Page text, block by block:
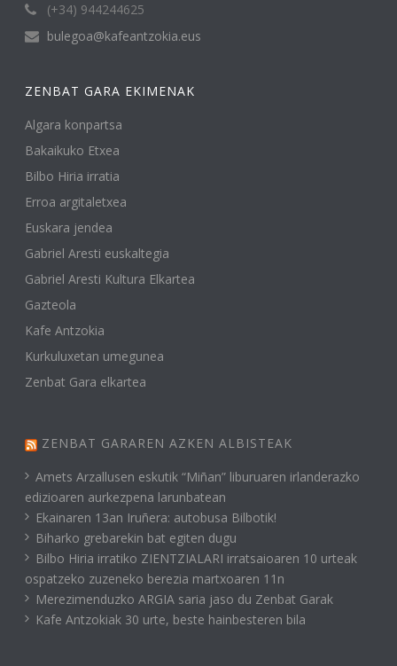
(+34) 944244625
bulegoa@kafeantzokia.eus
ZENBAT GARA EKIMENAK
Algara konpartsa
Bakaikuko Etxea
Bilbo Hiria irratia
Erroa argitaletxea
Euskara jendea
Gabriel Aresti euskaltegia
Gabriel Aresti Kultura Elkartea
Gazteola
Kafe Antzokia
Kurkuluxetan umegunea
Zenbat Gara elkartea
ZENBAT GARAREN AZKEN ALBISTEAK
Amets Arzallusen eskutik “Miñan” liburuaren irlanderazko
edizioaren aurkezpena larunbatean
Ekainaren 13an Iruñera: autobusa Bilbotik!
Biharko grebarekin bat egiten dugu
Bilbo Hiria irratiko ZIENTZIALARI irratsaioaren 10 urteak
ospatzeko zuzeneko berezia martxoaren 11n
Merezimenduzko ARGIA saria jaso du Zenbat Garak
Kafe Antzokiak 30 urte, beste hainbesteren bila